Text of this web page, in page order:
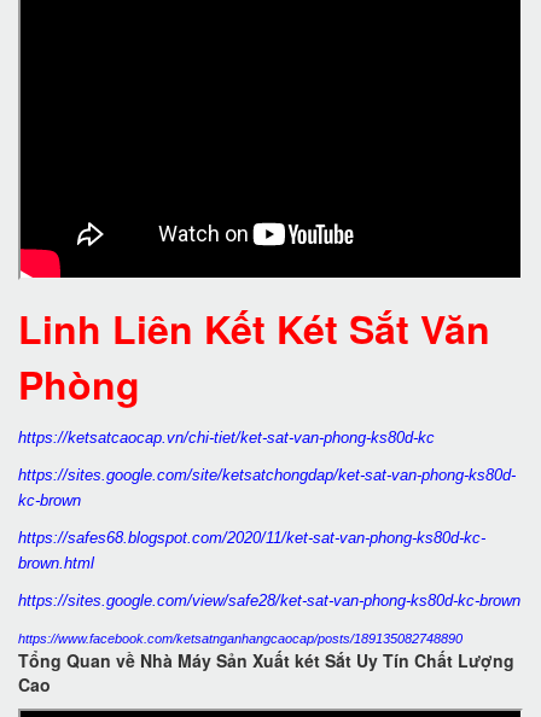
Linh Liên Kết Két Sắt Văn
Phòng
https://ketsatcaocap.vn/chi-tiet/ket-sat-van-phong-ks80d-kc
https://sites.google.com/site/ketsatchongdap/ket-sat-van-phong-ks80d-
kc-brown
https://safes68.blogspot.com/2020/11/ket-sat-van-phong-ks80d-kc-
brown.html
https://sites.google.com/view/safe28/ket-sat-van-phong-ks80d-kc-brown
https://www.facebook.com/ketsatnganhangcaocap/posts/189135082748890
Tổng Quan về Nhà Máy Sản Xuất két Sắt Uy Tín Chất Lượng
Cao